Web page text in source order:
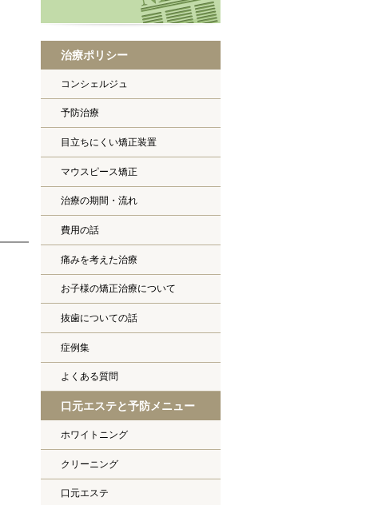
治療ポリシー
コンシェルジュ
予防治療
目立ちにくい矯正装置
マウスピース矯正
治療の期間・流れ
費用の話
痛みを考えた治療
お子様の矯正治療について
抜歯についての話
症例集
よくある質問
口元エステと予防メニュー
ホワイトニング
クリーニング
口元エステ